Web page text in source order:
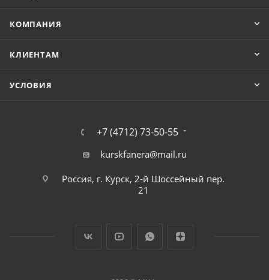
КОМПАНИЯ
КЛИЕНТАМ
УСЛОВИЯ
+7 (4712) 73-50-55
kurskfanera@mail.ru
Россия, г. Курск, 2-й Шоссейный пер.
21